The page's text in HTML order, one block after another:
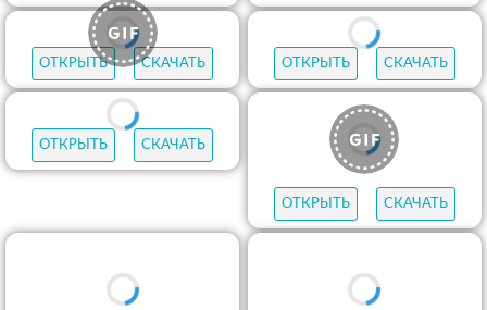
ОТКРЫТЬ СКАЧАТЬ